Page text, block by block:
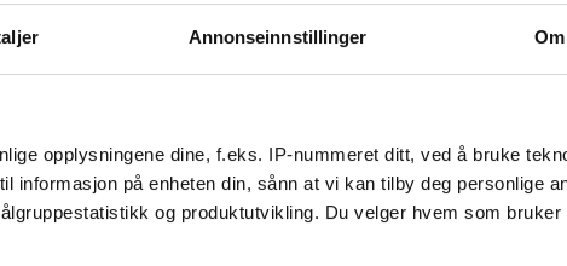
Annonseinnstillinger Om
opplysningene dine, f.eks. IP-nummeret ditt, ved å bruke
informasjon på enheten din, sånn at vi kan tilby deg personlige
og produktutvikling. Du velger hvem som bruker
som et mulig første